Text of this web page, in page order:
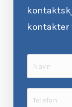
kontakter